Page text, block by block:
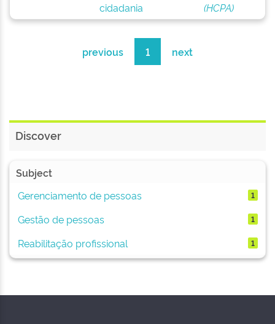
cidadania
(HCPA)
previous 1 next
Discover
Subject
Gerenciamento de pessoas
1
Gestão de pessoas 1
Reabilitação profissional 1